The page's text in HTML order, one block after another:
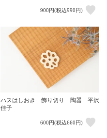
900円(税込990円)
ハスはしおき 飾り切り 陶器 平沢
佳子
600円(税込660円)